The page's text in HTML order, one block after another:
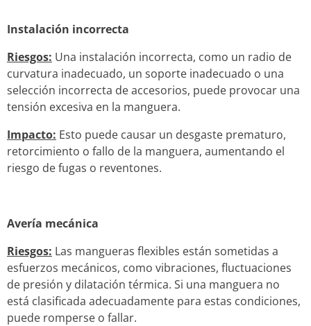
Instalación incorrecta
Riesgos: Una instalación incorrecta, como un radio de
curvatura inadecuado, un soporte inadecuado o una
selección incorrecta de accesorios, puede provocar una
tensión excesiva en la manguera.
Impacto: Esto puede causar un desgaste prematuro,
retorcimiento o fallo de la manguera, aumentando el
riesgo de fugas o reventones.
Avería mecánica
Riesgos: Las mangueras flexibles están sometidas a
esfuerzos mecánicos, como vibraciones, fluctuaciones
de presión y dilatación térmica. Si una manguera no
está clasificada adecuadamente para estas condiciones,
puede romperse o fallar.